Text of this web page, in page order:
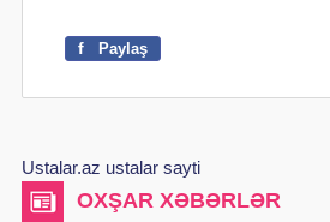
f Paylaş
Ustalar.az ustalar sayti
OXŞAR XƏBƏRLƏR